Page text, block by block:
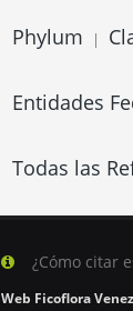
Phylum |
Entidades
Todas las
¿Cómo citar
Web Ficoflora